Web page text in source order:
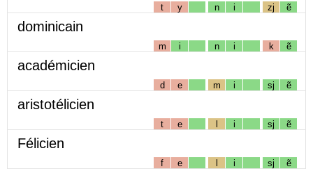
t y n i zj ẽ
dominicain
m i n i k ẽ
académicien
d e m i sj ẽ
aristotélicien
t e l i sj ẽ
Félicien
f e l i sj ẽ